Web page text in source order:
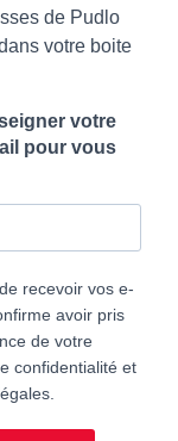
de Pudlo
votre boite
votre
pour vous
recevoir vos e-
avoir pris
de votre
confidentialité et